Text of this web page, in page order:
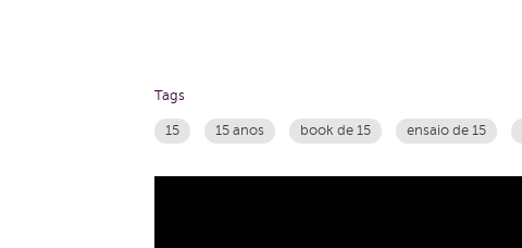
Tags
15 15 anos book de 15 ensaio de 15